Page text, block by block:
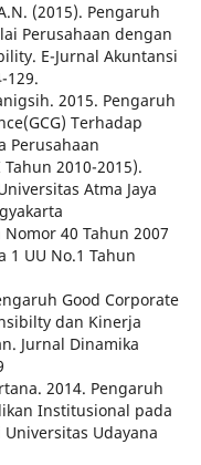
(2015). Pengaruh
Perusahaan dengan
E-Jurnal Akuntansi
129.
2015. Pengaruh
Terhadap
Perusahaan
2010-2015).
Atma Jaya
40 Tahun 2007
1 UU No.1 Tahun
Good Corporate
dan Kinerja
Jurnal Dinamika
2014. Pengaruh
Institusional pada
Udayana